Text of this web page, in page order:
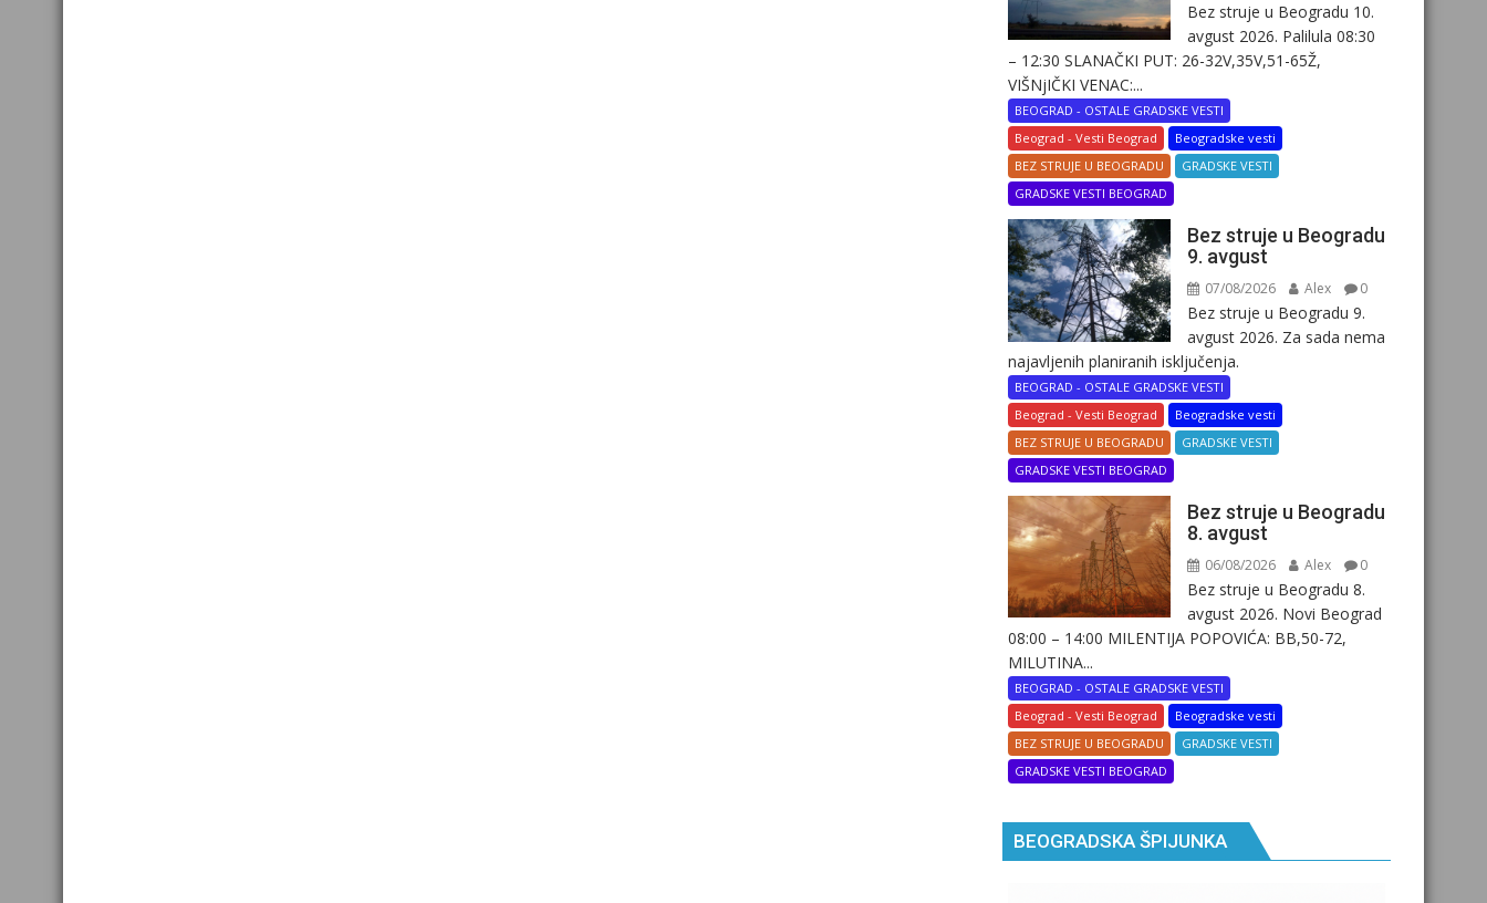
Bez struje u Beogradu 10.
avgust 2026. Palilula 08:30
– 12:30 SLANAČKI PUT: 26-32V,35V,51-65Ž,
VIŠNjIČKI VENAC:...
BEOGRAD - OSTALE GRADSKE VESTI
Beograd - Vesti Beograd
Beogradske vesti
BEZ STRUJE U BEOGRADU
GRADSKE VESTI
GRADSKE VESTI BEOGRAD
Bez struje u Beogradu
9. avgust
07/08/2026 Alex 0
Bez struje u Beogradu 9.
avgust 2026. Za sada nema
najavljenih planiranih isključenja.
BEOGRAD - OSTALE GRADSKE VESTI
Beograd - Vesti Beograd
Beogradske vesti
BEZ STRUJE U BEOGRADU
GRADSKE VESTI
GRADSKE VESTI BEOGRAD
Bez struje u Beogradu
8. avgust
06/08/2026 Alex 0
Bez struje u Beogradu 8.
avgust 2026. Novi Beograd
08:00 – 14:00 MILENTIJA POPOVIĆA: BB,50-72,
MILUTINA...
BEOGRAD - OSTALE GRADSKE VESTI
Beograd - Vesti Beograd
Beogradske vesti
BEZ STRUJE U BEOGRADU
GRADSKE VESTI
GRADSKE VESTI BEOGRAD
BEOGRADSKA ŠPIJUNKA